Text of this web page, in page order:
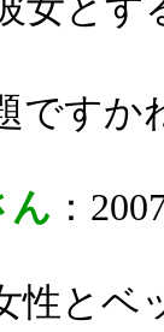
女と
ですか
ん ：
性とベ